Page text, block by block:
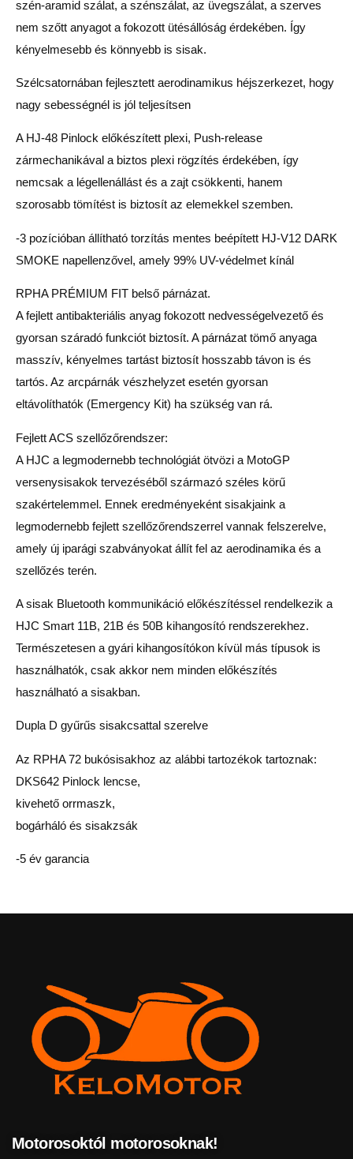
szén-aramid szálat, a szénszálat, az üvegszálat, a szerves
nem szőtt anyagot a fokozott ütésállóság érdekében. Így
kényelmesebb és könnyebb is sisak.
Szélcsatornában fejlesztett aerodinamikus héjszerkezet, hogy
nagy sebességnél is jól teljesítsen
A HJ-48 Pinlock előkészített plexi, Push-release
zármechanikával a biztos plexi rögzítés érdekében, így
nemcsak a légellenállást és a zajt csökkenti, hanem
szorosabb tömítést is biztosít az elemekkel szemben.
-3 pozícióban állítható torzítás mentes beépített HJ-V12 DARK
SMOKE napellenzővel, amely 99% UV-védelmet kínál
RPHA PRÉMIUM FIT belső párnázat.
A fejlett antibakteriális anyag fokozott nedvességelvezető és
gyorsan száradó funkciót biztosít. A párnázat tömő anyaga
masszív, kényelmes tartást biztosít hosszabb távon is és
tartós. Az arcpárnák vészhelyzet esetén gyorsan
eltávolíthatók (Emergency Kit) ha szükség van rá.
Fejlett ACS szellőzőrendszer:
A HJC a legmodernebb technológiát ötvözi a MotoGP
versenysisakok tervezéséből származó széles körű
szakértelemmel. Ennek eredményeként sisakjaink a
legmodernebb fejlett szellőzőrendszerrel vannak felszerelve,
amely új iparági szabványokat állít fel az aerodinamika és a
szellőzés terén.
A sisak Bluetooth kommunikáció előkészítéssel rendelkezik a
HJC Smart 11B, 21B és 50B kihangosító rendszerekhez.
Természetesen a gyári kihangosítókon kívül más típusok is
használhatók, csak akkor nem minden előkészítés
használható a sisakban.
Dupla D gyűrűs sisakcsattal szerelve
Az RPHA 72 bukósisakhoz az alábbi tartozékok tartoznak:
DKS642 Pinlock lencse,
kivehető orrmaszk,
bogárháló és sisakzsák
-5 év garancia
Motorosoktól motorosoknak!